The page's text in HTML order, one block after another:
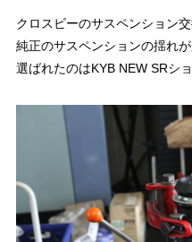
クロスビーのサスペンション交
純正のサスペンションの揺れ
選ばれたのはKYB NEW SRショ